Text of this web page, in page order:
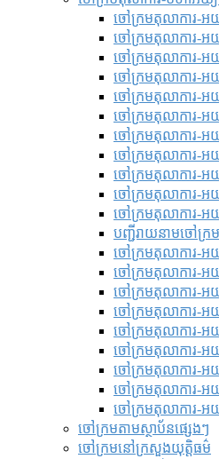
ចៅក្រមតុលាការ-អយ្
ចៅក្រមតុលាការ-អយ្
ចៅក្រមតុលាការ-អយ្
ចៅក្រមតុលាការ-អយ្
ចៅក្រមតុលាការ-អ
ចៅក្រមតុលាការ-អយ្
ចៅក្រមតុលាការ-អយ្
ចៅក្រមតុលាការ-អយ្
ចៅក្រមតុលាការ-អយ្
ចៅក្រមតុលាការ-អយ្
ចៅក្រមតុលាការ-អយ្
បញ្ជីរាយនាមចៅក្រ
ចៅក្រមតុលាការ-អ
ចៅក្រមតុលាការ-អយ្យ
ចៅក្រមតុលាការ-អយ្
ចៅក្រមតុលាការ-អយ្
ចៅក្រមតុលាការ-អយ្
ចៅក្រមតុលាការ-អយ្
ចៅក្រមតុលាការ-អយ្
ចៅក្រមតុលាការ-អ
ចៅក្រមតុលាការ-អយ្
ចៅក្រមតាមស្ថាប័នផ្សេងៗ
ចៅក្រមនៅក្រសួងយុត្តិធម៌